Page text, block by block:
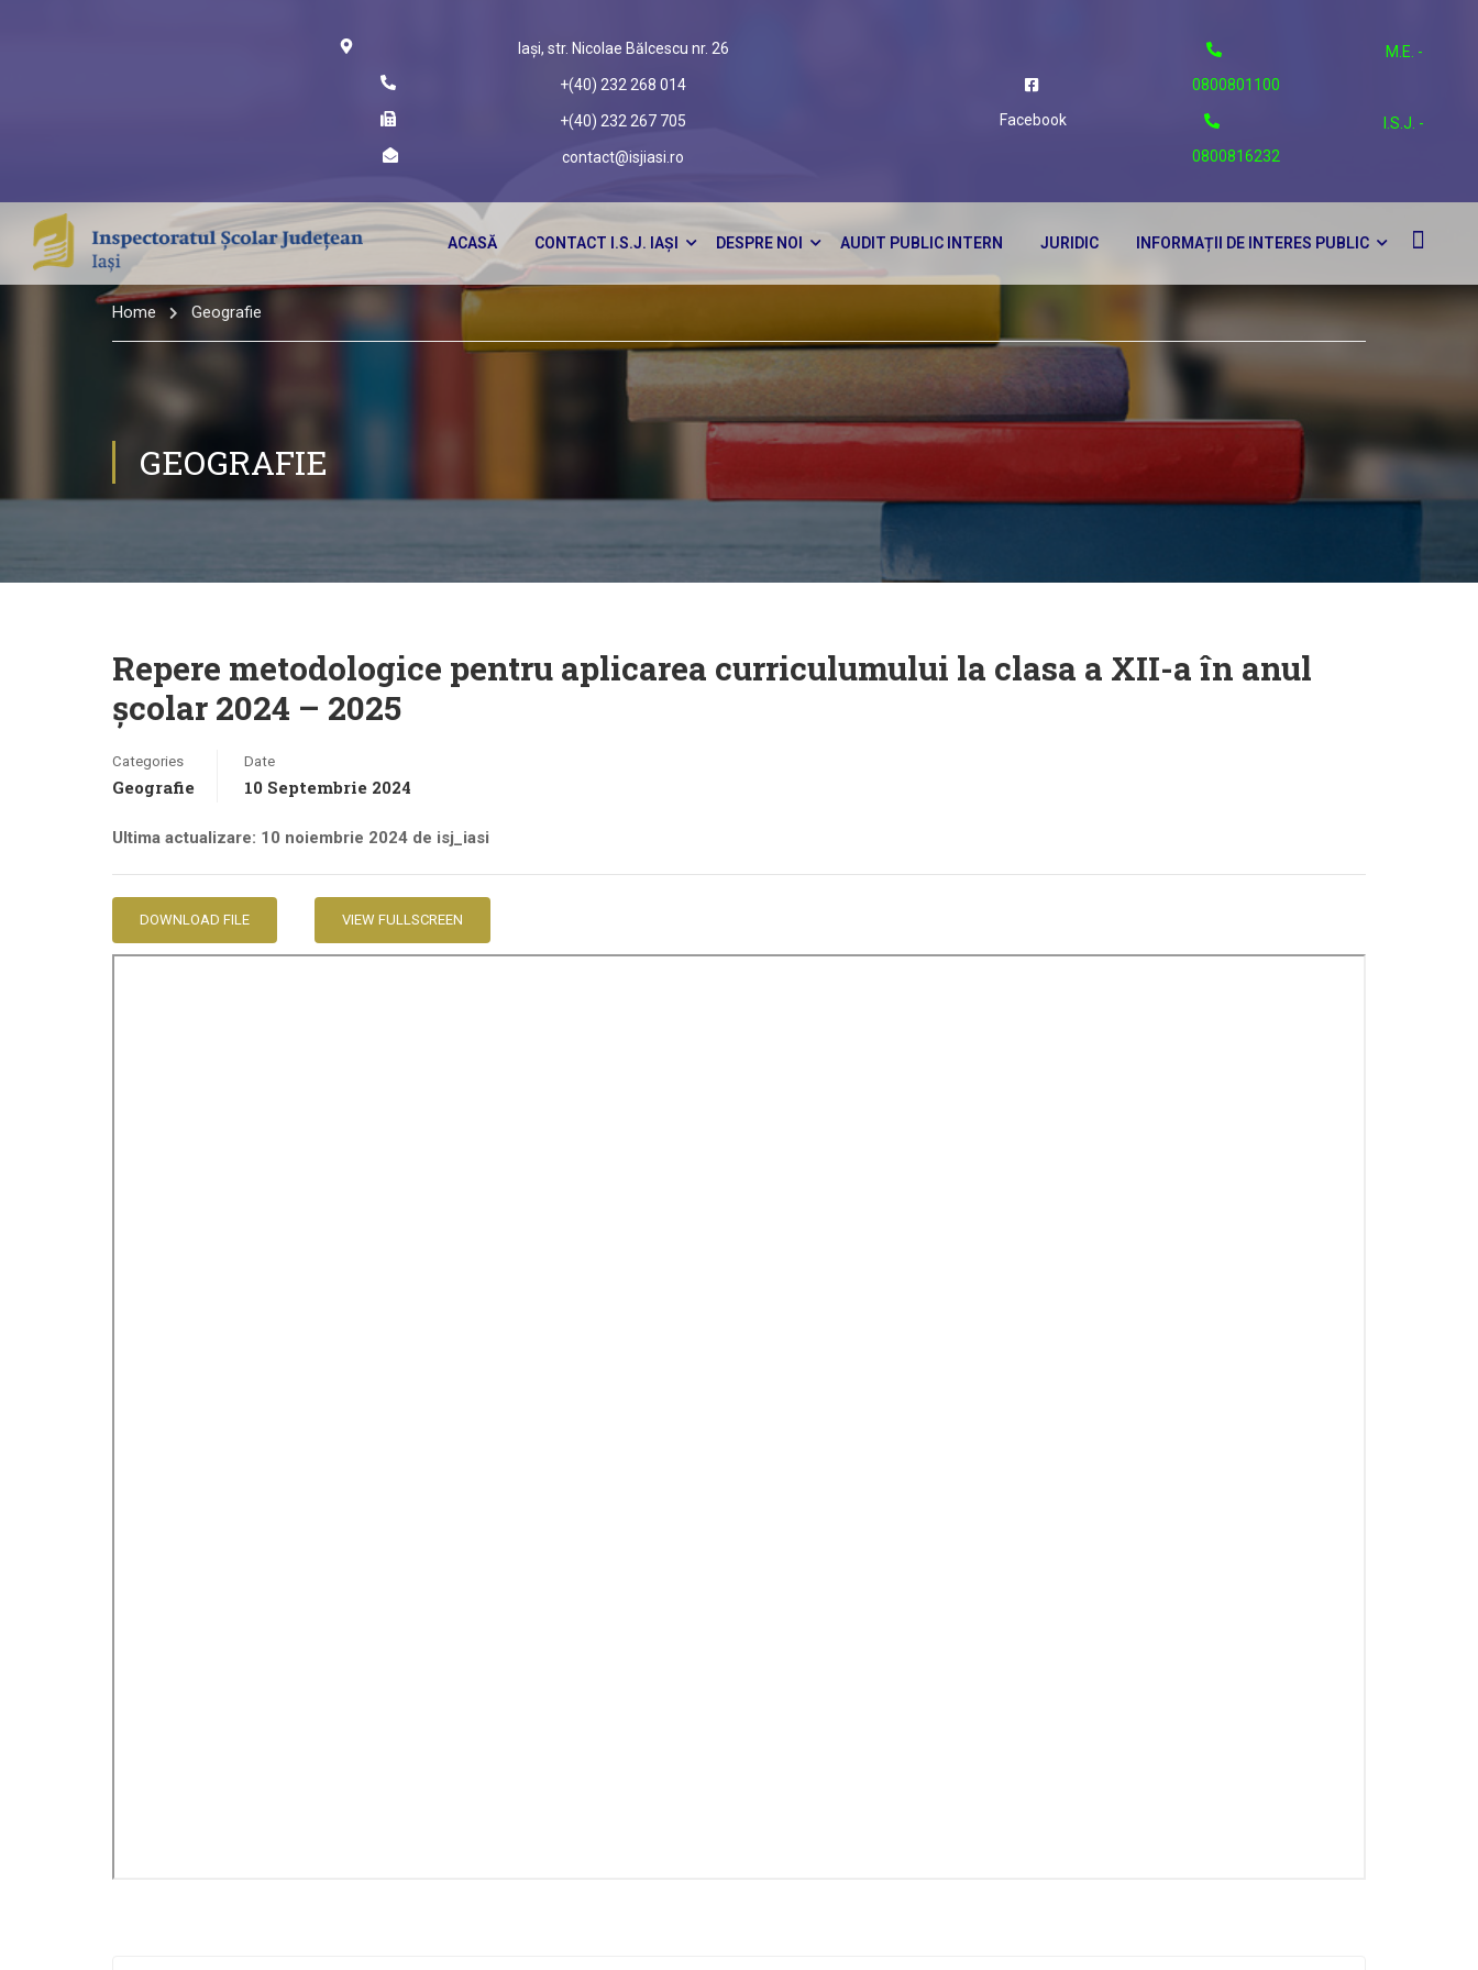
Iași, str. Nicolae Bălcescu nr. 26
+(40) 232 268 014
+(40) 232 267 705
contact@isjiasi.ro
Facebook
M.E. -
0800801100
I.S.J. -
0800816232
ACASĂ CONTACT I.S.J. IAȘI DESPRE NOI AUDIT PUBLIC INTERN JURIDIC INFORMAȚII DE INTERES PUBLIC
Home Geografie
GEOGRAFIE
Repere metodologice pentru aplicarea curriculumului la clasa a XII-a în anul
școlar 2024 – 2025
Categories
Geografie
Date
10 Septembrie 2024
Ultima actualizare: 10 noiembrie 2024 de isj_iasi
DOWNLOAD FILE VIEW FULLSCREEN